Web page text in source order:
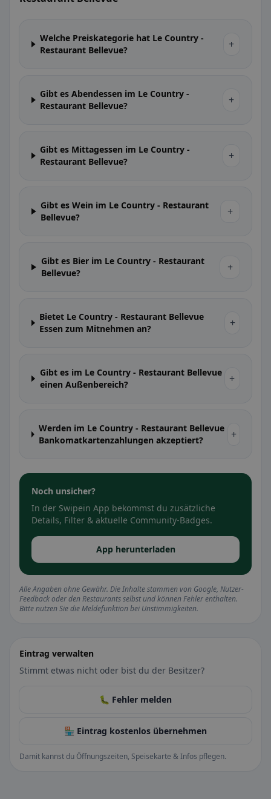
Welche Preiskategorie hat Le Country -
Restaurant Bellevue?
+
Gibt es Abendessen im Le Country -
Restaurant Bellevue?
+
Gibt es Mittagessen im Le Country -
Restaurant Bellevue?
+
Gibt es Wein im Le Country - Restaurant
Bellevue?
+
Gibt es Bier im Le Country - Restaurant
Bellevue?
+
Bietet Le Country - Restaurant Bellevue
Essen zum Mitnehmen an?
+
Gibt es im Le Country - Restaurant Bellevue
einen Außenbereich?
+
Werden im Le Country - Restaurant Bellevue
Bankomatkartenzahlungen akzeptiert?
+
Noch unsicher?
In der Swipein App bekommst du zusätzliche
Details, Filter & aktuelle Community-Badges.
App herunterladen
Alle Angaben ohne Gewähr. Die Inhalte stammen von Google, Nutzer-
Feedback oder den Restaurants selbst und können Fehler enthalten.
Bitte nutzen Sie die Meldefunktion bei Unstimmigkeiten.
Eintrag verwalten
Stimmt etwas nicht oder bist du der Besitzer?
🐛 Fehler melden
🏪 Eintrag kostenlos übernehmen
Damit kannst du Öffnungszeiten, Speisekarte & Infos pflegen.